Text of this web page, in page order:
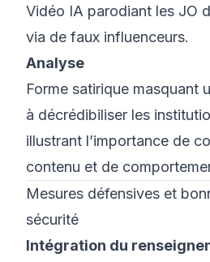
Vidéo IA parodiant les JO
via de faux influenceurs.
Analyse
Forme satirique masquant
à décrédibiliser les
illustrant l’importance de
contenu et de
Mesures défensives et
sécurité
Intégration du